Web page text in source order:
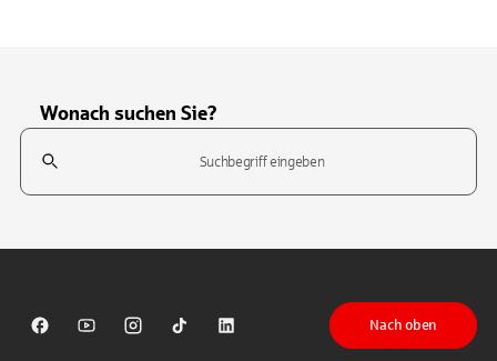
Wonach suchen Sie?
Suchfeld
Sparkasse auf Facebook
Sparkasse auf Youtube
Sparkasse auf Instagram
Sparkasse auf TikTok
Sparkasse auf LinkedIn
Nach oben